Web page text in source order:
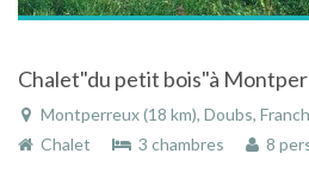
Montperreux (18 km), Doubs, Franche-Comté,
Chalet
3 chambres 8